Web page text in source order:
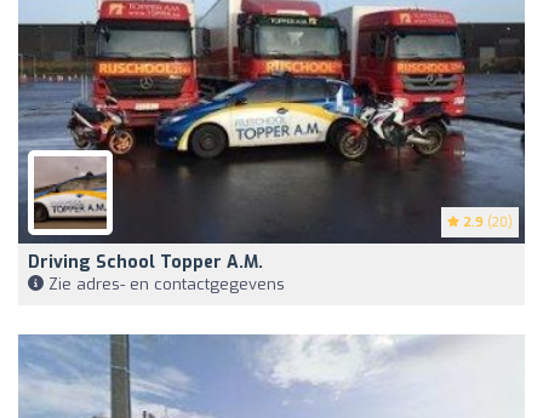
2.9 (20)
Driving School Topper A.M.
Zie adres- en contactgegevens